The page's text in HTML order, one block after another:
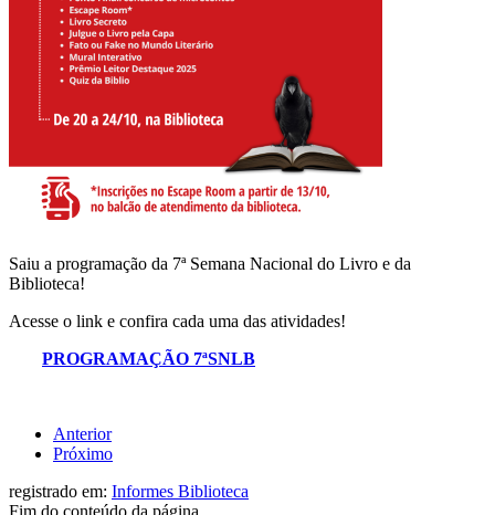
Saiu a programação da 7ª Semana Nacional do Livro e da
Biblioteca!
Acesse o link e confira cada uma das atividades!
PROGRAMAÇÃO 7ªSNLB
Anterior
Próximo
registrado em: Informes Biblioteca